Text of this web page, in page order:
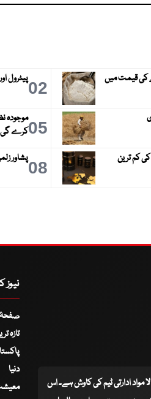
کی قیمت میں
02پیٹرول
05موجودہ
کرے گی،
کم ترین
08پشاور
مواد ادارتی ٹیم کی کاوش ہے۔ اس
نیوز
صفحۂ
تازہ
دنیا